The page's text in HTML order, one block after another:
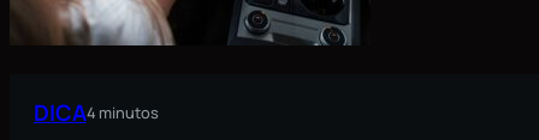
DICA4 minutos